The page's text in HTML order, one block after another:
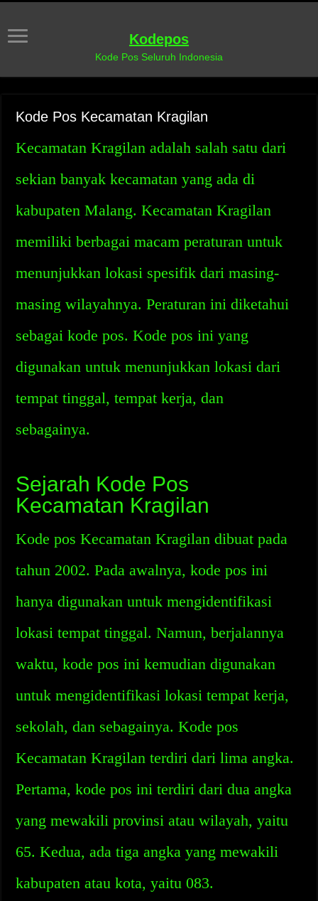
Kodepos
Kode Pos Seluruh Indonesia
Kode Pos Kecamatan Kragilan
Kecamatan Kragilan adalah salah satu dari
sekian banyak kecamatan yang ada di
kabupaten Malang. Kecamatan Kragilan
memiliki berbagai macam peraturan untuk
menunjukkan lokasi spesifik dari masing-
masing wilayahnya. Peraturan ini diketahui
sebagai kode pos. Kode pos ini yang
digunakan untuk menunjukkan lokasi dari
tempat tinggal, tempat kerja, dan
sebagainya.
Sejarah Kode Pos
Kecamatan Kragilan
Kode pos Kecamatan Kragilan dibuat pada
tahun 2002. Pada awalnya, kode pos ini
hanya digunakan untuk mengidentifikasi
lokasi tempat tinggal. Namun, berjalannya
waktu, kode pos ini kemudian digunakan
untuk mengidentifikasi lokasi tempat kerja,
sekolah, dan sebagainya. Kode pos
Kecamatan Kragilan terdiri dari lima angka.
Pertama, kode pos ini terdiri dari dua angka
yang mewakili provinsi atau wilayah, yaitu
65. Kedua, ada tiga angka yang mewakili
kabupaten atau kota, yaitu 083.